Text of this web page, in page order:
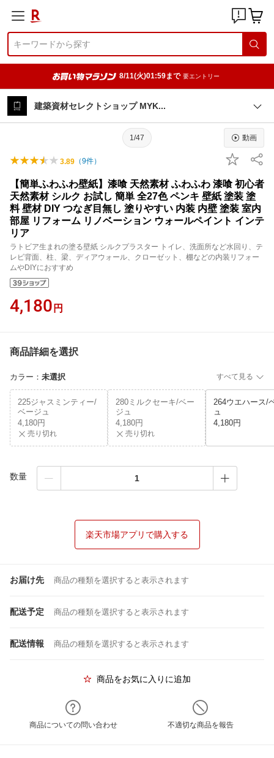
8/11(火)01:59まで 要エントリー
建築資材セレクトショップ MYK
1/47 動画
3.89 （9件）
【簡単ふわふわ壁紙】漆喰 天然素材 ふわふわ 漆喰 初心者
天然素材 シルク お試し 簡単 全27色 ペンキ 壁紙 塗装 塗
料 壁材 DIY つなぎ目無し 塗りやすい 内装 内壁 塗装 室内
部屋 リフォーム リノベーション ウォールペイント インテ
リア
ラトビア生まれの塗る壁紙 シルクプラスター トイレ、洗面所など水回り、テ
レビ背面、柱、梁、ディアウォール、クローゼット、棚などの内装リフォー
ムやDIYにおすすめ
4,180 円
商品詳細を選択
カラー ： 未選択 すべて見る
225ジャスミンティー/
ベージュ
4,180円
売り切れ
280ミルクセーキ/ベー
ジュ
4,180円
売り切れ
264ウエハース/
ュ
4,180円
数量
楽天市場アプリで購入する
お届け先 商品の種類を選択すると表示されます
配送予定 商品の種類を選択すると表示されます
配送情報 商品の種類を選択すると表示されます
商品をお気に入りに追加
商品についての問い合わせ 不適切な商品を報告